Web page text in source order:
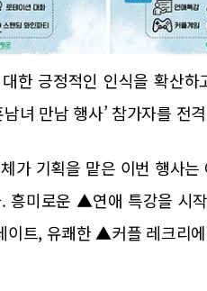
한 긍정적인 인식을 확산
남녀 만남 행사’ 참가자를 전
가 기획을 맡은 이번 행사
흥미로운 ▲연애 특강을 시
트, 유쾌한 ▲커플 레크리